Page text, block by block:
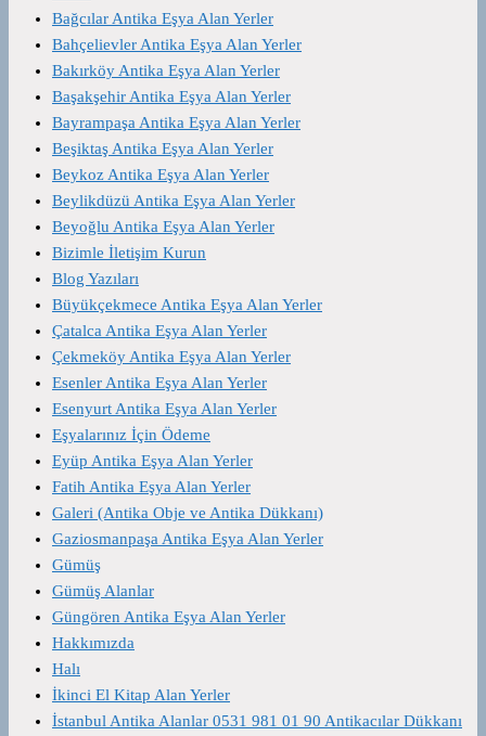
Bağcılar Antika Eşya Alan Yerler
Bahçelievler Antika Eşya Alan Yerler
Bakırköy Antika Eşya Alan Yerler
Başakşehir Antika Eşya Alan Yerler
Bayrampaşa Antika Eşya Alan Yerler
Beşiktaş Antika Eşya Alan Yerler
Beykoz Antika Eşya Alan Yerler
Beylikdüzü Antika Eşya Alan Yerler
Beyoğlu Antika Eşya Alan Yerler
Bizimle İletişim Kurun
Blog Yazıları
Büyükçekmece Antika Eşya Alan Yerler
Çatalca Antika Eşya Alan Yerler
Çekmeköy Antika Eşya Alan Yerler
Esenler Antika Eşya Alan Yerler
Esenyurt Antika Eşya Alan Yerler
Eşyalarınız İçin Ödeme
Eyüp Antika Eşya Alan Yerler
Fatih Antika Eşya Alan Yerler
Galeri (Antika Obje ve Antika Dükkanı)
Gaziosmanpaşa Antika Eşya Alan Yerler
Gümüş
Gümüş Alanlar
Güngören Antika Eşya Alan Yerler
Hakkımızda
Halı
İkinci El Kitap Alan Yerler
İstanbul Antika Alanlar 0531 981 01 90 Antikacılar Dükkanı